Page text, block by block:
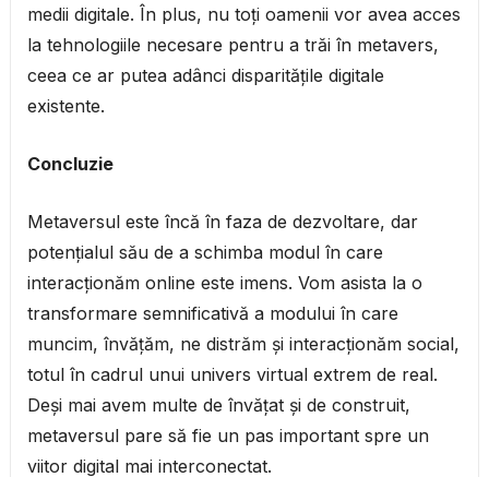
medii digitale. În plus, nu toți oamenii vor avea acces
la tehnologiile necesare pentru a trăi în metavers,
ceea ce ar putea adânci disparitățile digitale
existente.
Concluzie
Metaversul este încă în faza de dezvoltare, dar
potențialul său de a schimba modul în care
interacționăm online este imens. Vom asista la o
transformare semnificativă a modului în care
muncim, învățăm, ne distrăm și interacționăm social,
totul în cadrul unui univers virtual extrem de real.
Deși mai avem multe de învățat și de construit,
metaversul pare să fie un pas important spre un
viitor digital mai interconectat.